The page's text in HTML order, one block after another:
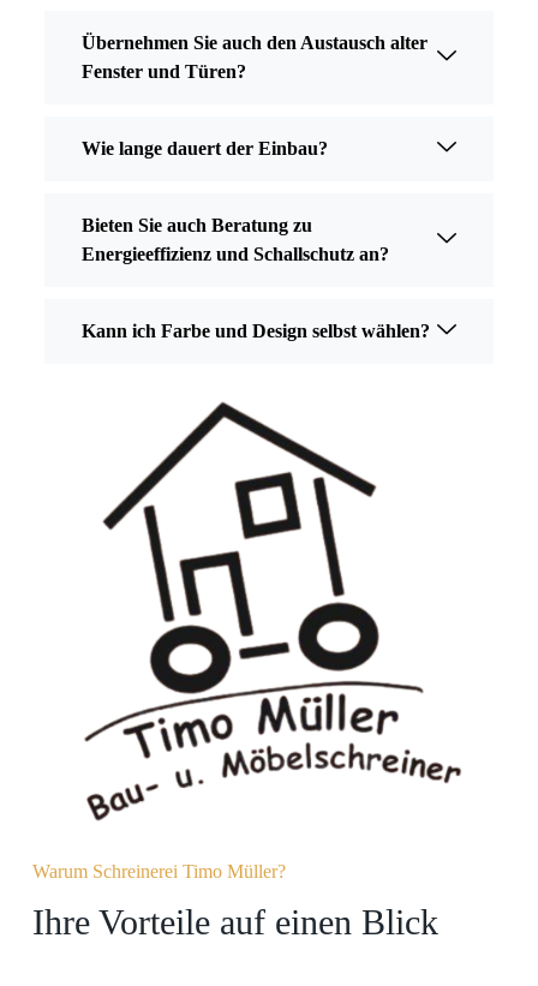
Übernehmen Sie auch den Austausch alter
Fenster und Türen?
Wie lange dauert der Einbau?
Bieten Sie auch Beratung zu
Energieeffizienz und Schallschutz an?
Kann ich Farbe und Design selbst wählen?
Warum Schreinerei Timo Müller?
Ihre Vorteile auf einen Blick​